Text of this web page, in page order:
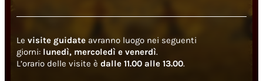
Le visite guidate avranno luogo nei seguenti
giorni: lunedì, mercoledì e venerdì.
L’orario delle visite è dalle 11.00 alle 13.00.